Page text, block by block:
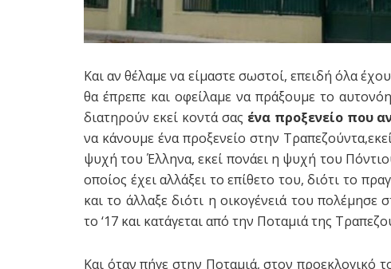
Και αν θέλαμε να είμαστε σωστοί, επειδή όλα
θα έπρεπε και οφείλαμε να πράξουμε το
διατηρούν εκεί κοντά σας ένα προξενείο που
να κάνουμε ένα προξενείο στην
ψυχή του Έλληνα, εκεί πονάει η ψυχή του
οποίος έχει αλλάξει το επίθετο του, διότι το
και το άλλαξε διότι η οικογένειά του
το ‘17 και κατάγεται από την Ποταμιά της
Και όταν πήγε στην Ποταμιά, στον προεκλογικό